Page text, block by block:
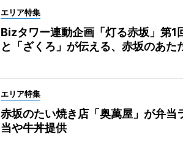
エリア特集
Bizタワー連動企画「灯る赤坂」第1
と「ざくろ」が伝える、赤坂のあた
エリア特集
赤坂のたい焼き店「奥萬屋」が弁
当や牛丼提供